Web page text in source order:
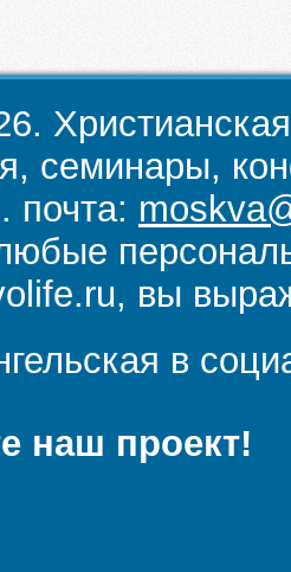
семинары,
почта:
вы
в
наш проект!